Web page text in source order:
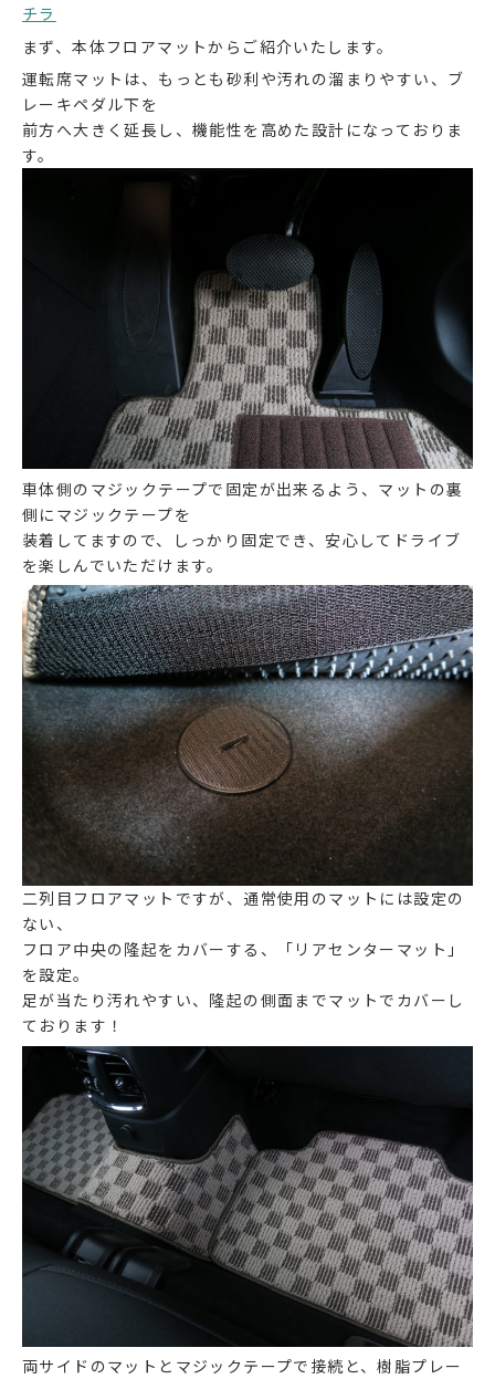
チラ
まず、本体フロアマットからご紹介いたします。
運転席マットは、もっとも砂利や汚れの溜まりやすい、ブ
レーキペダル下を
前方へ大きく延長し、機能性を高めた設計になっておりま
す。
車体側のマジックテープで固定が出来るよう、マットの裏
側にマジックテープを
装着してますので、しっかり固定でき、安心してドライブ
を楽しんでいただけます。
二列目フロアマットですが、通常使用のマットには設定の
ない、
フロア中央の隆起をカバーする、「リアセンターマット」
を設定。
足が当たり汚れやすい、隆起の側面までマットでカバーし
ております！
両サイドのマットとマジックテープで接続と、樹脂プレー